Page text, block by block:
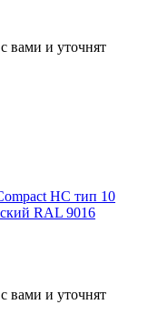
вами и уточнят
HC тип 10
RAL 9016
вами и уточнят